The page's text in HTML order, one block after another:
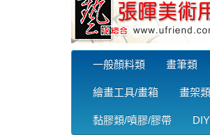
一般顏料類 畫筆類
繪畫工具/畫箱 畫架類
黏膠類/噴膠/膠帶